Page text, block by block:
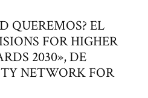
QUEREMOS? EL
FOR HIGHER
2030», DE
NETWORK FOR